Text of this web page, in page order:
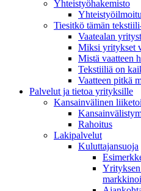
Yhteistyö­hakemisto
Tiesitkö tämän
Vaatealan
Miksi yritykset
Mistä vaatteen
Tekstiiliä on
Vaatteen pitkä
Palvelut ja tietoa yrityksille
Kansainvälinen
Rahoitus
Lakipalvelut
Kuluttajansuoja